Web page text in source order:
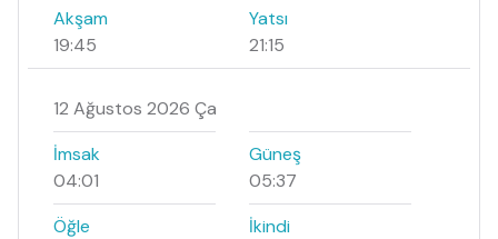
Akşam
19:45
Yatsı
21:15
12 Ağustos 2026 Ça
İmsak
04:01
Güneş
05:37
Öğle
İkindi